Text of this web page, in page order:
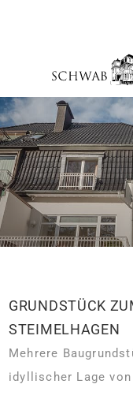
GRUNDSTÜCK
STEIMELHAGEN
Mehrere
idyllischer Lage